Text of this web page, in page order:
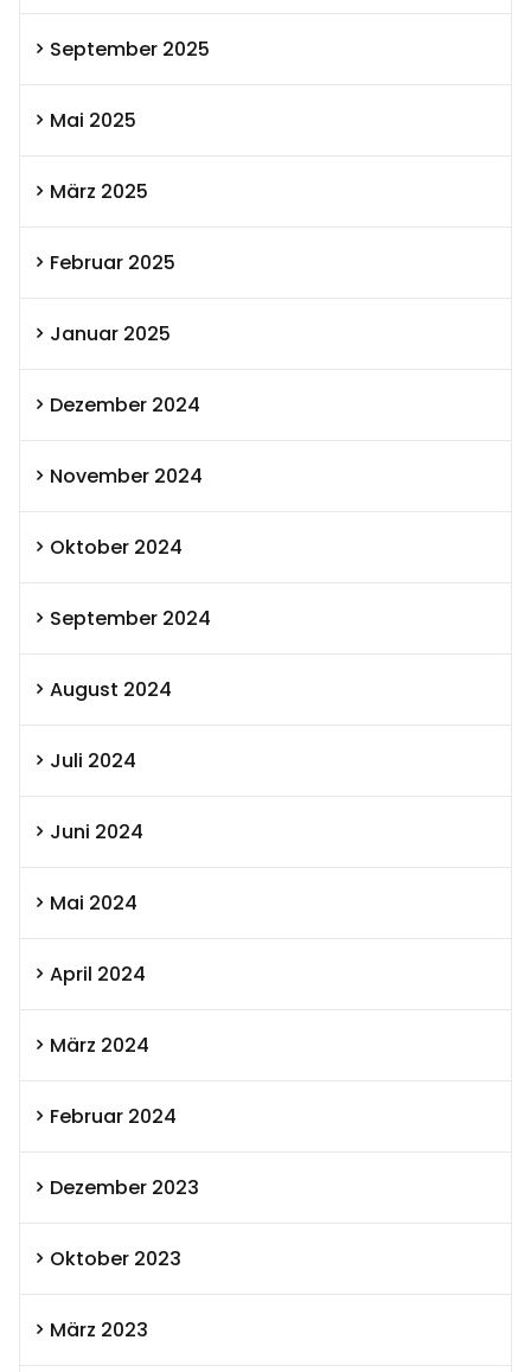
September 2025
Mai 2025
März 2025
Februar 2025
Januar 2025
Dezember 2024
November 2024
Oktober 2024
September 2024
August 2024
Juli 2024
Juni 2024
Mai 2024
April 2024
März 2024
Februar 2024
Dezember 2023
Oktober 2023
März 2023